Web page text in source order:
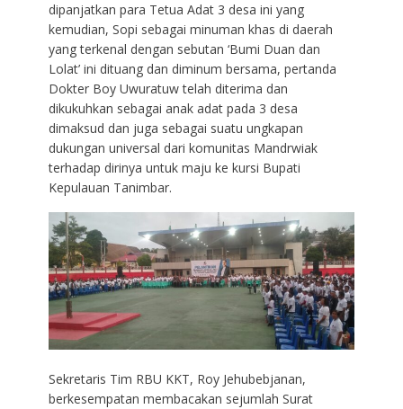
dipanjatkan para Tetua Adat 3 desa ini yang
kemudian, Sopi sebagai minuman khas di daerah
yang terkenal dengan sebutan ‘Bumi Duan dan
Lolat’ ini dituang dan diminum bersama, pertanda
Dokter Boy Uwuratuw telah diterima dan
dikukuhkan sebagai anak adat pada 3 desa
dimaksud dan juga sebagai suatu ungkapan
dukungan universal dari komunitas Mandrwiak
terhadap dirinya untuk maju ke kursi Bupati
Kepulauan Tanimbar.
Sekretaris Tim RBU KKT, Roy Jehubebjanan,
berkesempatan membacakan sejumlah Surat